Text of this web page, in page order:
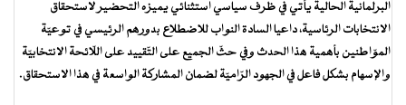
البرلمانية الحالية يأتي في ظرف سياسي استثنائي يميزه التحضير لاستحقاق
الانتخابات الرئاسية، داعيا السادة النواب للاضطلاع بدورهم الرئيسي في توعيّة
الموّاطنين بأهمية هذا الحدث وفي حثّ الجميع على التّقييد على اللّائحة الانتخابيّة
والإسهام بشكل فاعل في الجهود الرّاميّة لضمان المشاركة الواسعة في هذا الاستحقاق.